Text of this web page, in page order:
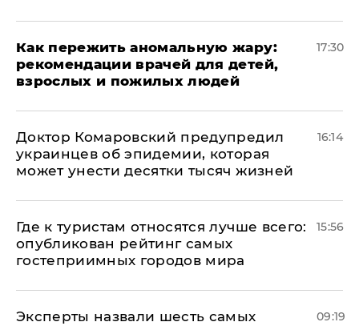
Как пережить аномальную жару:
рекомендации врачей для детей,
взрослых и пожилых людей
17:30
Доктор Комаровский предупредил
украинцев об эпидемии, которая
может унести десятки тысяч жизней
16:14
Где к туристам относятся лучше всего:
опубликован рейтинг самых
гостеприимных городов мира
15:56
Эксперты назвали шесть самых
09:19